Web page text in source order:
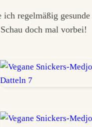
ich regelmäßig gesunde
Schau doch mal vorbei!